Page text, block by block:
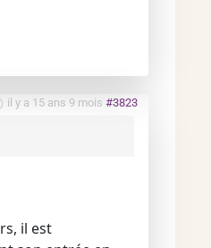
il y a 15 ans 9 mois #3823
il est